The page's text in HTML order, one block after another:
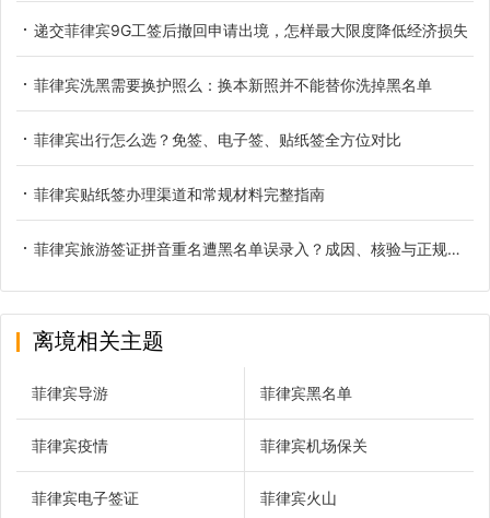
递交菲律宾9G工签后撤回申请出境，怎样最大限度降低经济损失
菲律宾洗黑需要换护照么：换本新照并不能替你洗掉黑名单
菲律宾出行怎么选？免签、电子签、贴纸签全方位对比
菲律宾贴纸签办理渠道和常规材料完整指南
菲律宾旅游签证拼音重名遭黑名单误录入？成因、核验与正规解决办法
离境相关主题
菲律宾导游 菲律宾黑名单
菲律宾疫情 菲律宾机场保关
菲律宾电子签证 菲律宾火山